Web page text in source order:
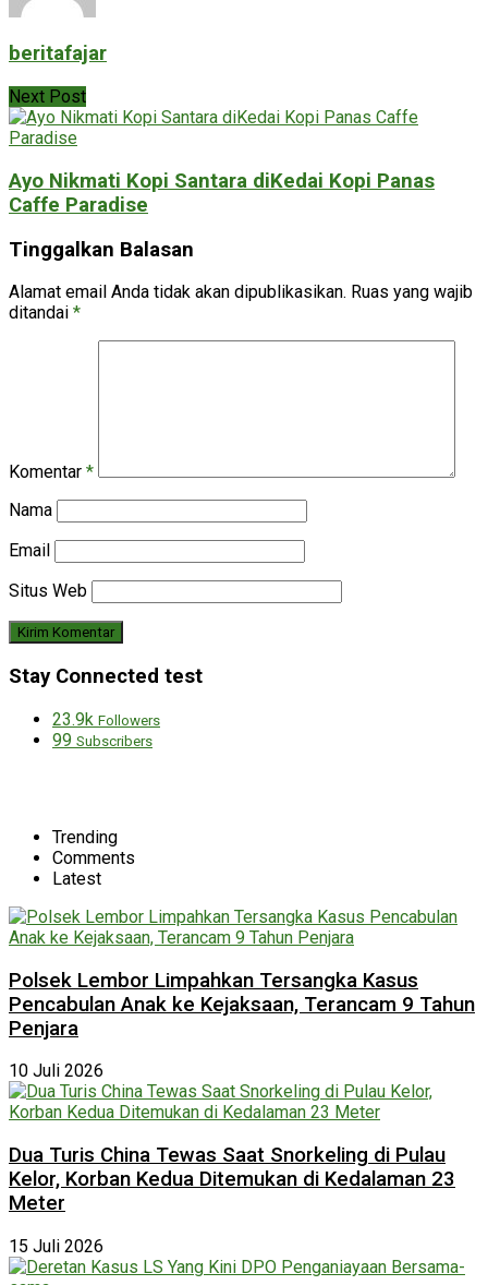
beritafajar
Next Post
Ayo Nikmati Kopi Santara diKedai Kopi Panas
Caffe Paradise
Tinggalkan Balasan
Alamat email Anda tidak akan dipublikasikan. Ruas yang wajib
ditandai *
Komentar *
Nama
Email
Situs Web
Stay Connected test
23.9k Followers
99 Subscribers
Trending
Comments
Latest
Polsek Lembor Limpahkan Tersangka Kasus
Pencabulan Anak ke Kejaksaan, Terancam 9 Tahun
Penjara
10 Juli 2026
Dua Turis China Tewas Saat Snorkeling di Pulau
Kelor, Korban Kedua Ditemukan di Kedalaman 23
Meter
15 Juli 2026